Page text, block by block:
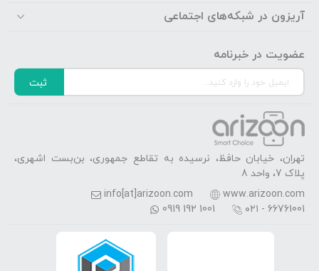
آریزون در شبکه‌های اجتماعی
عضویت در خبرنامه
ثبت
تهران، خیابان حافظ، نرسیده به تقاطع جمهوری، بن‌بست اشهری،
پلاک 7، واحد 8
www.arizoon.com
info[at]arizoon.com
۰۲۱ - 66761001
0919 192 1001